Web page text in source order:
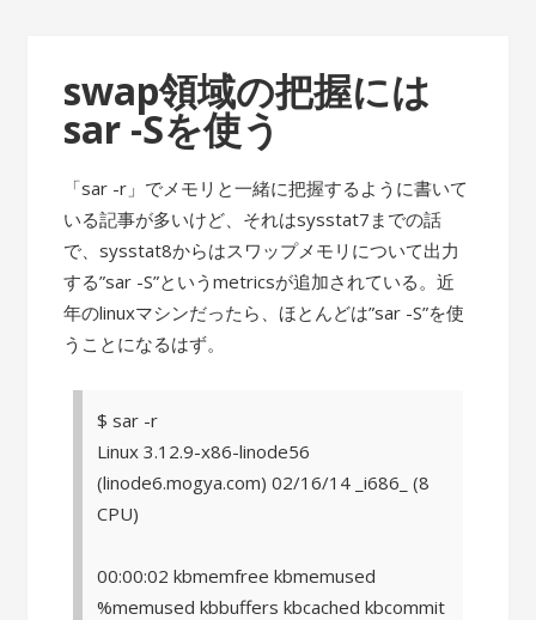
swap領域の把握には
sar -Sを使う
「sar -r」でメモリと一緒に把握するように書いて
いる記事が多いけど、それはsysstat7までの話
で、sysstat8からはスワップメモリについて出力
する”sar -S”というmetricsが追加されている。近
年のlinuxマシンだったら、ほとんどは”sar -S”を使
うことになるはず。
$ sar -r
Linux 3.12.9-x86-linode56
(linode6.mogya.com) 02/16/14 _i686_ (8
CPU)
00:00:02 kbmemfree kbmemused
%memused kbbuffers kbcached kbcommit